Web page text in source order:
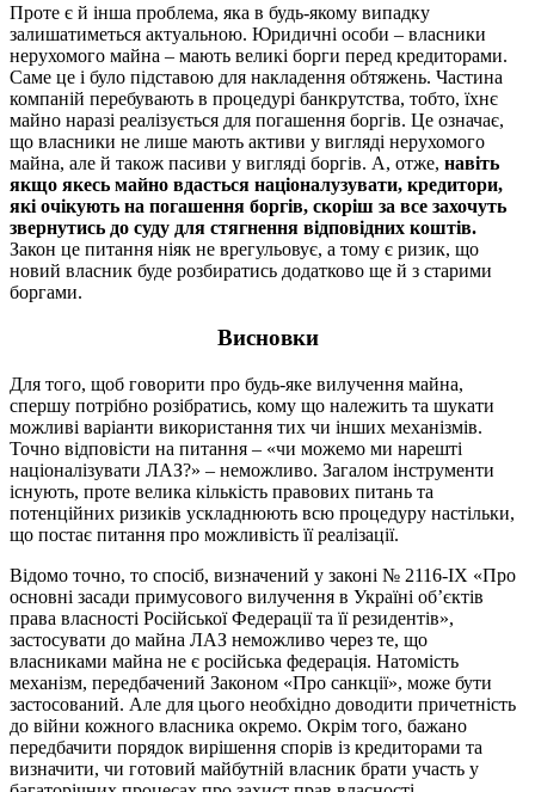
Проте є й інша проблема, яка в будь-якому випадку
залишатиметься актуальною. Юридичні особи – власники
нерухомого майна – мають великі борги перед кредиторами.
Саме це і було підставою для накладення обтяжень. Частина
компаній перебувають в процедурі банкрутства, тобто, їхнє
майно наразі реалізується для погашення боргів. Це означає,
що власники не лише мають активи у вигляді нерухомого
майна, але й також пасиви у вигляді боргів. А, отже, навіть
якщо якесь майно вдасться націоналузувати, кредитори,
які очікують на погашення боргів, скоріш за все захочуть
звернутись до суду для стягнення відповідних коштів.
Закон це питання ніяк не врегульовує, а тому є ризик, що
новий власник буде розбиратись додатково ще й з старими
боргами.
Висновки
Для того, щоб говорити про будь-яке вилучення майна,
спершу потрібно розібратись, кому що належить та шукати
можливі варіанти використання тих чи інших механізмів.
Точно відповісти на питання – «чи можемо ми нарешті
націоналізувати ЛАЗ?» – неможливо. Загалом інструменти
існують, проте велика кількість правових питань та
потенційних ризиків ускладнюють всю процедуру настільки,
що постає питання про можливість її реалізації.
Відомо точно, то спосіб, визначений у законі № 2116-IX «Про
основні засади примусового вилучення в Україні об’єктів
права власності Російської Федерації та її резидентів»,
застосувати до майна ЛАЗ неможливо через те, що
власниками майна не є російська федерація. Натомість
механізм, передбачений Законом «Про санкції», може бути
застосований. Але для цього необхідно доводити причетність
до війни кожного власника окремо. Окрім того, бажано
передбачити порядок вирішення спорів із кредиторами та
визначити, чи готовий майбутній власник брати участь у